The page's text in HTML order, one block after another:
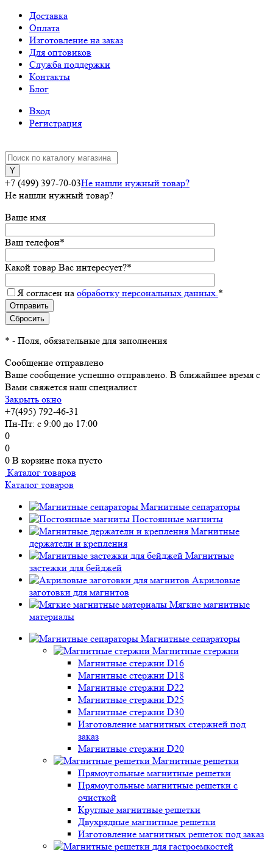
Доставка
Оплата
Изготовление на заказ
Для оптовиков
Служба поддержки
Контакты
Блог
Вход
Регистрация
+7 (499) 397-70-03Не нашли нужный товар?
Не нашли нужный товар?
Ваше имя
Ваш телефон*
Какой товар Вас интересует?*
Я согласен на обработку персональных данных.*
* - Поля, обязательные для заполнения
Сообщение отправлено
Ваше сообщение успешно отправлено. В ближайшее время с
Вами свяжется наш специалист
Закрыть окно
+7(495) 792-46-31
Пн-Пт: с 9:00 до 17:00
0
0
0 В корзине пока пусто
Каталог товаров
Каталог товаров
Магнитные сепараторы
Постоянные магниты
Магнитные
держатели и крепления
Магнитные
застежки для бейджей
Акриловые
заготовки для магнитов
Мягкие магнитные
материалы
Магнитные сепараторы
Магнитные стержни
Магнитные стержни D16
Магнитные стержни D18
Магнитные стержни D22
Магнитные стержни D25
Магнитные стержни D30
Изготовление магнитных стержней под
заказ
Магнитные стержни D20
Магнитные решетки
Прямоугольные магнитные решетки
Прямоугольные магнитные решетки с
очисткой
Круглые магнитные решетки
Двухрядные магнитные решетки
Изготовление магнитных решеток под заказ